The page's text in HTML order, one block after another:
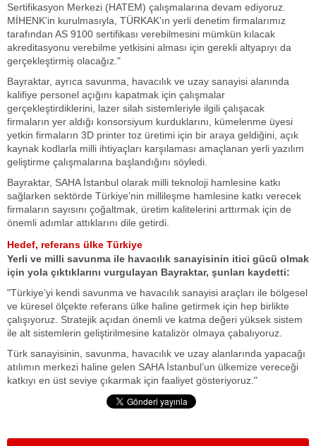
Sertifikasyon Merkezi (HATEM) çalışmalarına devam ediyoruz.
MİHENK’in kurulmasıyla, TÜRKAK’ın yerli denetim firmalarımız
tarafından AS 9100 sertifikası verebilmesini mümkün kılacak
akreditasyonu verebilme yetkisini alması için gerekli altyapıyı da
gerçekleştirmiş olacağız."
Bayraktar, ayrıca savunma, havacılık ve uzay sanayisi alanında
kalifiye personel açığını kapatmak için çalışmalar
gerçekleştirdiklerini, lazer silah sistemleriyle ilgili çalışacak
firmaların yer aldığı konsorsiyum kurduklarını, kümelenme üyesi
yetkin firmaların 3D printer toz üretimi için bir araya geldiğini, açık
kaynak kodlarla milli ihtiyaçları karşılaması amaçlanan yerli yazılım
geliştirme çalışmalarına başlandığını söyledi.
Bayraktar, SAHA İstanbul olarak milli teknoloji hamlesine katkı
sağlarken sektörde Türkiye’nin millileşme hamlesine katkı verecek
firmaların sayısını çoğaltmak, üretim kalitelerini arttırmak için de
önemli adımlar attıklarını dile getirdi.
Hedef, referans ülke Türkiye
Yerli ve milli savunma ile havacılık sanayisinin itici gücü olmak
için yola çıktıklarını vurgulayan Bayraktar, şunları kaydetti:
"Türkiye’yi kendi savunma ve havacılık sanayisi araçları ile bölgesel
ve küresel ölçekte referans ülke haline getirmek için hep birlikte
çalışıyoruz. Stratejik açıdan önemli ve katma değeri yüksek sistem
ile alt sistemlerin geliştirilmesine katalizör olmaya çabalıyoruz.
Türk sanayisinin, savunma, havacılık ve uzay alanlarında yapacağı
atılımın merkezi haline gelen SAHA İstanbul’un ülkemize vereceği
katkıyı en üst seviye çıkarmak için faaliyet gösteriyoruz."